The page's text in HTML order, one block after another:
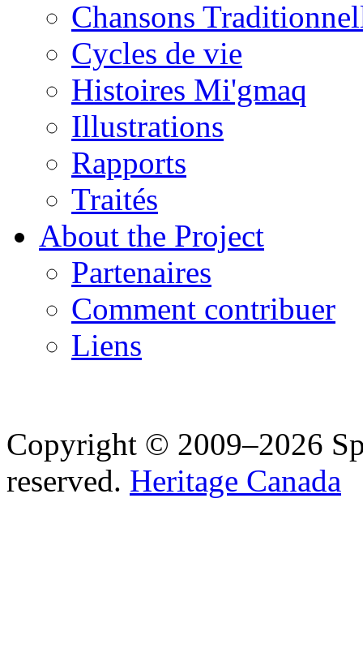
Chansons
Cycles de vie
Histoires Mi'gmaq
Illustrations
Rapports
Traités
About the Project
Partenaires
Comment contribuer
Liens
Copyright © 2009–2026
reserved. Heritage Canada